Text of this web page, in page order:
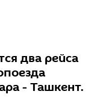
два рейса
- Ташкент.